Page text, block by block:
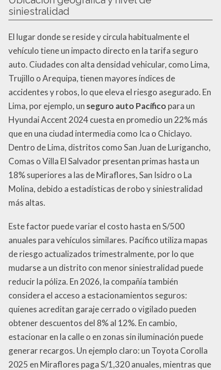
siniestralidad
El lugar donde se reside y circula habitualmente el
vehículo tiene un impacto directo en la tarifa seguro
auto. Ciudades con alta densidad vehicular, como Lima,
Trujillo o Arequipa, tienen mayores índices de
accidentes y robos, lo que eleva el riesgo asegurado. En
Lima, por ejemplo, un seguro auto Pacífico para un
Hyundai Accent 2024 cuesta en promedio un 22% más
que en una ciudad intermedia como Ica o Chiclayo.
Dentro de Lima, distritos como San Juan de Lurigancho,
Comas o Villa El Salvador presentan primas hasta un
18% superiores a las de Miraflores, San Isidro o La
Molina, debido a estadísticas de robo y siniestralidad
más altas.
Este factor puede variar el costo hasta en S/500
anuales para vehículos similares. Pacífico utiliza mapas
de riesgo actualizados trimestralmente, por lo que
mudarse a un distrito con menor siniestralidad puede
reducir la póliza. En 2026, la compañía también
considera el acceso a estacionamientos seguros:
quienes acreditan garaje cerrado o vigilado pueden
obtener descuentos del 8% al 12%. En cambio,
estacionar en la calle o en zonas sin iluminación puede
generar recargos. Un ejemplo claro: un Toyota Corolla
2025 en Miraflores paga S/1,320 anuales, mientras que